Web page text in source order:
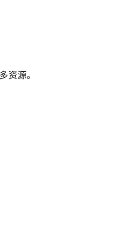
资源。